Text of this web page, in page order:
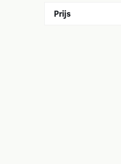
Prijs